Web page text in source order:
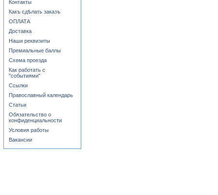
Контакты
Какъ сдѣлать заказъ
ОПЛАТА
Доставка
Наши реквизиты
Премиальные баллы
Схема проезда
Как работать с
"событиями"
Ссылки
Православный календарь
Статьи
Обязательство о
конфиденциальности
Условия работы
Вакансии